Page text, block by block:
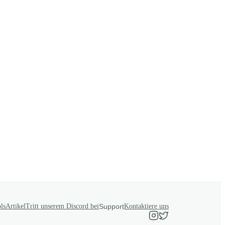
ArtikelTritt unserem Discord beiSupportKontaktiere uns